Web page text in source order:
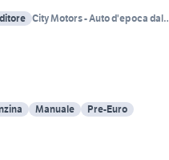
City Motors - Auto d'epoca dal
Manuale Pre-Euro